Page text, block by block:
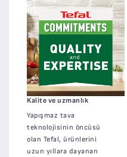
Kalite ve uzmanlık
Yapışmaz tava
teknolojisinin öncüsü
olan Tefal, ürünlerini
uzun yıllara dayanan